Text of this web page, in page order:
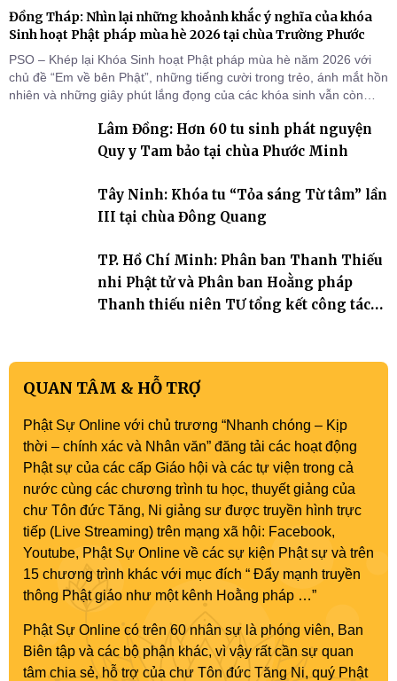
Đồng Tháp: Nhìn lại những khoảnh khắc ý nghĩa của khóa
Sinh hoạt Phật pháp mùa hè 2026 tại chùa Trường Phước
PSO – Khép lại Khóa Sinh hoạt Phật pháp mùa hè năm 2026 với
chủ đề “Em về bên Phật”, những tiếng cười trong trẻo, ánh mắt hồn
nhiên và những giây phút lắng đọng của các khóa sinh vẫn còn
Tháp). Những tuần tu học ngắn ngủi nhưng đã trở thành hành
trang quý báu, gieo những hạt giống thiện l
Lâm Đồng: Hơn 60 tu sinh phát nguyện
Quy y Tam bảo tại chùa Phước Minh
Tây Ninh: Khóa tu “Tỏa sáng Từ tâm” lần
III tại chùa Đông Quang
TP. Hồ Chí Minh: Phân ban Thanh Thiếu
nhi Phật tử và Phân ban Hoằng pháp
Thanh thiếu niên TƯ tổng kết công tác
QUAN TÂM & HỖ TRỢ
Phật Sự Online với chủ trương “Nhanh chóng – Kịp
thời – chính xác và Nhân văn” đăng tải các hoạt động
Phật sự của các cấp Giáo hội và các tự viện trong cả
nước cùng các chương trình tu học, thuyết giảng của
chư Tôn đức Tăng, Ni giảng sư được truyền hình trực
tiếp (Live Streaming) trên mạng xã hội: Facebook,
Youtube, Phật Sự Online về các sự kiện Phật sự và trên
15 chương trình khác với mục đích “ Đẩy mạnh truyền
thông Phật giáo như một kênh Hoằng pháp …”
Phật Sự Online có trên 60 nhân sự là phóng viên, Ban
Biên tập và các bộ phận khác, vì vậy rất cần sự quan
tâm chia sẻ, hỗ trợ của chư Tôn đức Tăng Ni, quý Phật